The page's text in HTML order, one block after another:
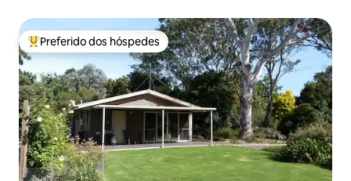
Entre os melhores preferidos dos hóspedes
Preferido dos hóspedes